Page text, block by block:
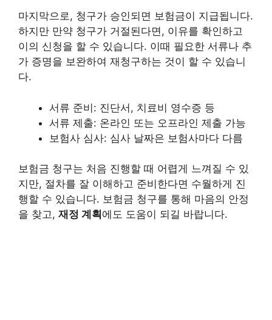
마지막으로, 청구가 승인되면 보험금이 지급됩니다.
하지만 만약 청구가 거절된다면, 이유를 확인하고
이의 신청을 할 수 있습니다. 이때 필요한 서류나 추
가 증명을 보완하여 재청구하는 것이 할 수 있습니
다.
서류 준비: 진단서, 치료비 영수증 등
서류 제출: 온라인 또는 오프라인 제출 가능
보험사 심사: 심사 날짜은 보험사마다 다름
보험금 청구는 처음 진행할 때 어렵게 느껴질 수 있
지만, 절차를 잘 이해하고 준비한다면 수월하게 진
행할 수 있습니다. 보험금 청구를 통해 마음의 안정
을 찾고, 재정 계획 에도 도움이 되길 바랍니다.